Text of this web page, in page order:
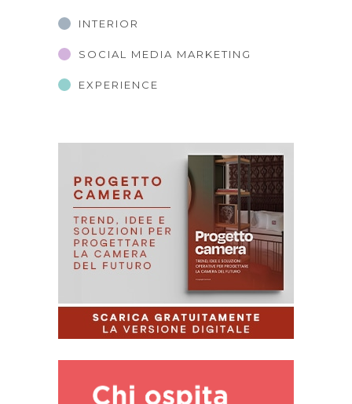
INTERIOR
SOCIAL MEDIA MARKETING
EXPERIENCE